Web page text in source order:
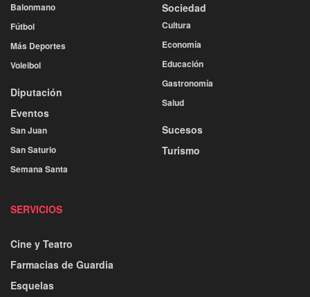
Balonmano
Fútbol
Más Deportes
Voleibol
Diputación
Eventos
San Juan
San Saturio
Semana Santa
Sociedad
Cultura
Economía
Educación
Gastronomía
Salud
Sucesos
Turismo
SERVICIOS
Cine y Teatro
Farmacias de Guardia
Esquelas